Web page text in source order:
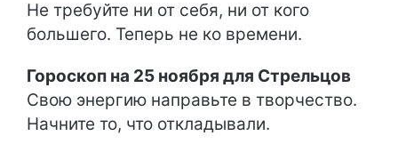
Не требуйте ни от себя, ни от кого
большего. Теперь не ко времени.
Гороскоп на 25 ноября для Стрельцов
Свою энергию направьте в творчество.
Начните то, что откладывали.